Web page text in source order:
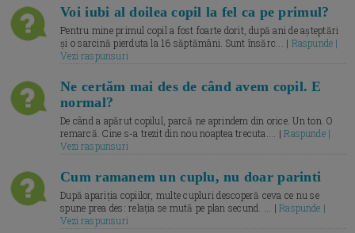
Voi iubi al doilea copil la fel ca pe primul?
Pentru mine primul copil a fost foarte dorit, după ani de așteptări
și o sarcină pierduta la 16 săptămâni. Sunt însărc... | Raspunde |
Vezi raspunsuri
Ne certăm mai des de când avem copil. E
normal?
De când a apărut copilul, parcă ne aprindem din orice. Un ton. O
remarcă. Cine s-a trezit din nou noaptea trecuta.... |Raspunde |
Vezi raspunsuri
Cum ramanem un cuplu, nu doar parinti
După apariția copiilor, multe cupluri descoperă ceva ce nu se
spune prea des: relația se mută pe plan secund. ... |Raspunde |
Vezi raspunsuri